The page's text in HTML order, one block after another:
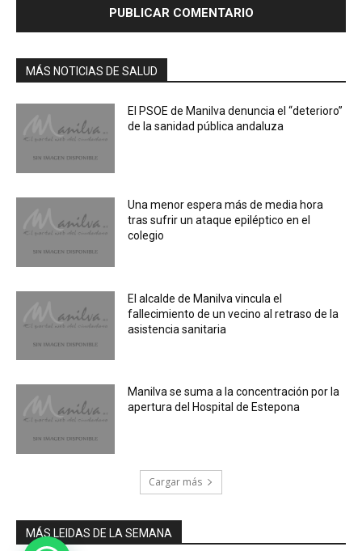
MÁS NOTICIAS DE SALUD
El PSOE de Manilva denuncia el “deterioro”
de la sanidad pública andaluza
Una menor espera más de media hora
tras sufrir un ataque epiléptico en el
colegio
El alcalde de Manilva vincula el
fallecimiento de un vecino al retraso de la
asistencia sanitaria
Manilva se suma a la concentración por la
apertura del Hospital de Estepona
Cargar más
MÁS LEIDAS DE LA SEMANA